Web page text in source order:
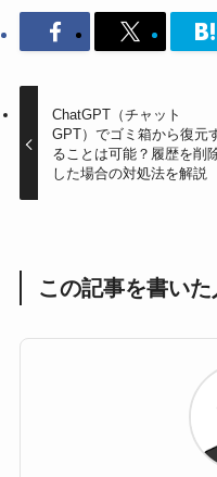
ChatGPT（チャット
GPT）でゴミ箱から復元
ることは可能？履歴を削
した場合の対処法を解説
この記事を書いた